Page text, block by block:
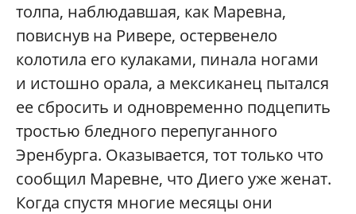
толпа, наблюдавшая, как Маревна,
повиснув на Ривере, остервенело
колотила его кулаками, пинала ногами
и истошно орала, а мексиканец пытался
ее сбросить и одновременно подцепить
тростью бледного перепуганного
Эренбурга. Оказывается, тот только что
сообщил Маревне, что Диего уже женат.
Когда спустя многие месяцы они